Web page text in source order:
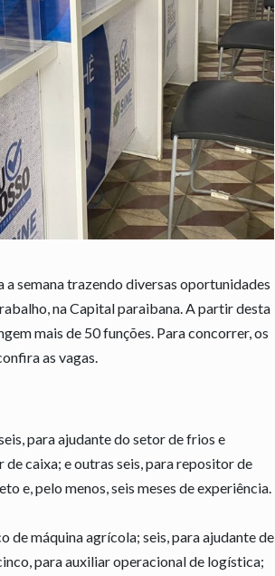
a semana trazendo diversas oportunidades
na Capital paraibana. A partir desta
mais de 50 funções. Para concorrer, os
as vagas.
para ajudante do setor de frios e
caixa; e outras seis, para repositor de
e, pelo menos, seis meses de experiência.
de máquina agrícola; seis, para ajudante de
para auxiliar operacional de logística;